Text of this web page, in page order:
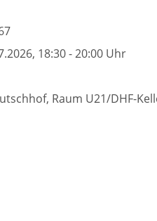
18:30 - 20:00 Uhr
Raum U21/DHF-